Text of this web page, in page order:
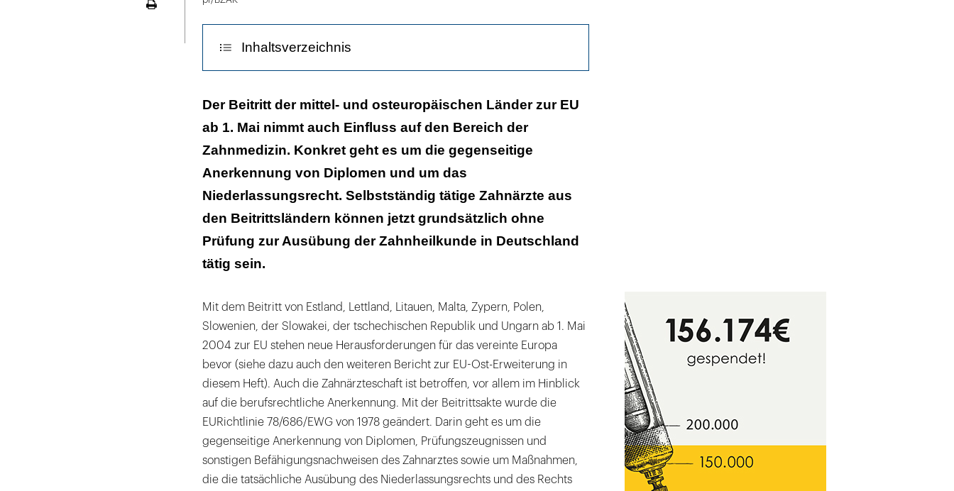
Inhaltsverzeichnis
Ausreichende Deutschkenntnisse
Viele offene Fragen
Der Beitritt der mittel- und osteuropäischen Länder zur EU
ab 1. Mai nimmt auch Einfluss auf den Bereich der
Zahnmedizin. Konkret geht es um die gegenseitige
Anerkennung von Diplomen und um das
Niederlassungsrecht. Selbstständig tätige Zahnärzte aus
den Beitrittsländern können jetzt grundsätzlich ohne
Prüfung zur Ausübung der Zahnheilkunde in Deutschland
tätig sein.
Mit dem Beitritt von Estland, Lettland, Litauen, Malta, Zypern, Polen,
Slowenien, der Slowakei, der tschechischen Republik und Ungarn ab 1. Mai
2004 zur EU stehen neue Herausforderungen für das vereinte Europa
bevor (siehe dazu auch den weiteren Bericht zur EU-Ost-Erweiterung in
diesem Heft). Auch die Zahnärzteschaft ist betroffen, vor allem im Hinblick
auf die berufsrechtliche Anerkennung. Mit der Beitrittsakte wurde die
EURichtlinie 78/686/EWG von 1978 geändert. Darin geht es um die
gegenseitige Anerkennung von Diplomen, Prüfungszeugnissen und
sonstigen Befähigungsnachweisen des Zahnarztes sowie um Maßnahmen,
die die tatsächliche Ausübung des Niederlassungsrechts und des Rechts